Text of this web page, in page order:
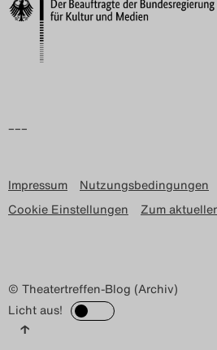
–––
Impressum Nutzungsbedingungen
Cookie Einstellungen
Zum
© Theatertreffen-Blog (Archiv)
Licht aus!
↑